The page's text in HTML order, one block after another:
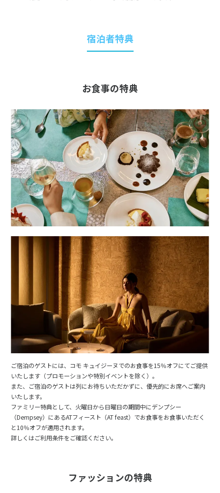
宿泊者特典
お食事の特典
ご宿泊のゲストには、コモ キュイジーヌでのお食事を15％オフにてご提供
いたします（プロモーションや特別イベントを除く）。
また、ご宿泊のゲストは列にお待ちいただかずに、優先的にお席へご案内
いたします。
ファミリー特典として、火曜日から日曜日の期間中にデンプシー
（Dempsey）にあるATフィースト（AT feast）でお食事をお食事いただく
と10％オフが適用されます。
詳しくはご利用条件をご確認ください。
ファッションの特典